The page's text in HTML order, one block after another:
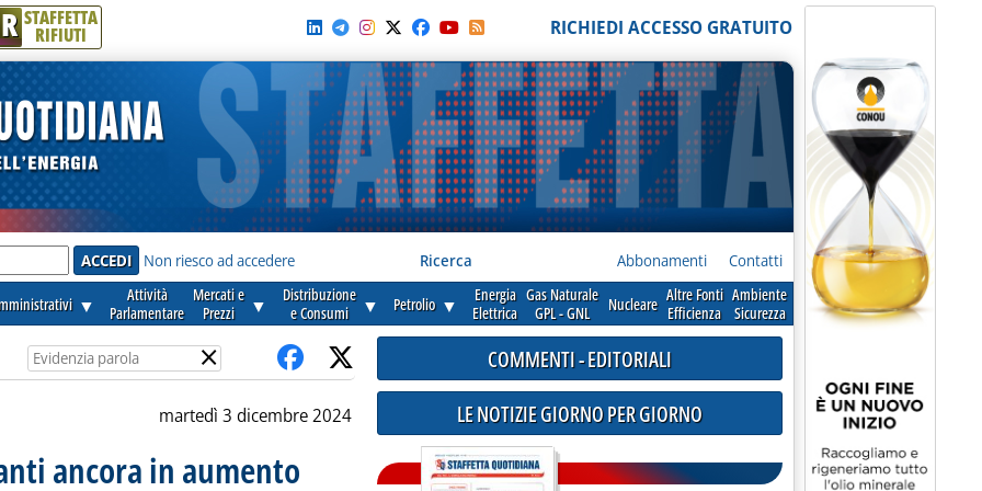
R STAFFETTA
RIFIUTI RICHIEDI ACCESSO GRATUITO
Non riesco ad accedere Ricerca Abbonamenti Contatti
▼
Attività
Parlamentare
Mercati e
Prezzi
▼
Distribuzione
e Consumi
▼ Petrolio ▼
Energia
Elettrica
Gas Naturale
GPL - GNL
Nucleare Altre Fonti
Efficienza
Ambiente
Sicurezza
×
martedì 3 dicembre 2024
ancora in aumento
COMMENTI - EDITORIALI
LE NOTIZIE GIORNO PER GIORNO